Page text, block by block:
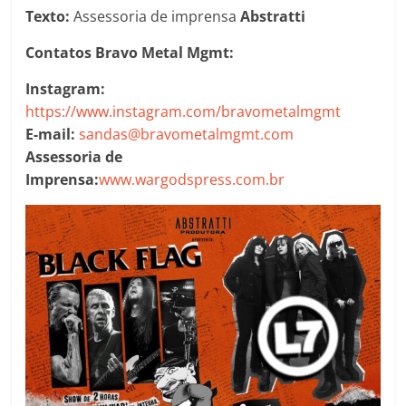
Texto: Assessoria de imprensaAbstratti
Contatos Bravo Metal Mgmt:
Instagram:
https://www.instagram.com/bravometalmgmt
E-mail:sandas@bravometalmgmt.com
Assessoria de
Imprensa:www.wargodspress.com.br